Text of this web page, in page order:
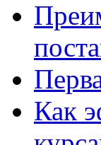
Как